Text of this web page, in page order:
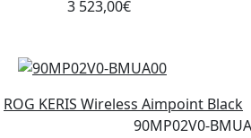
3 523,00€
ROG KERIS Wireless Aimpoint Black
90MP02V0-